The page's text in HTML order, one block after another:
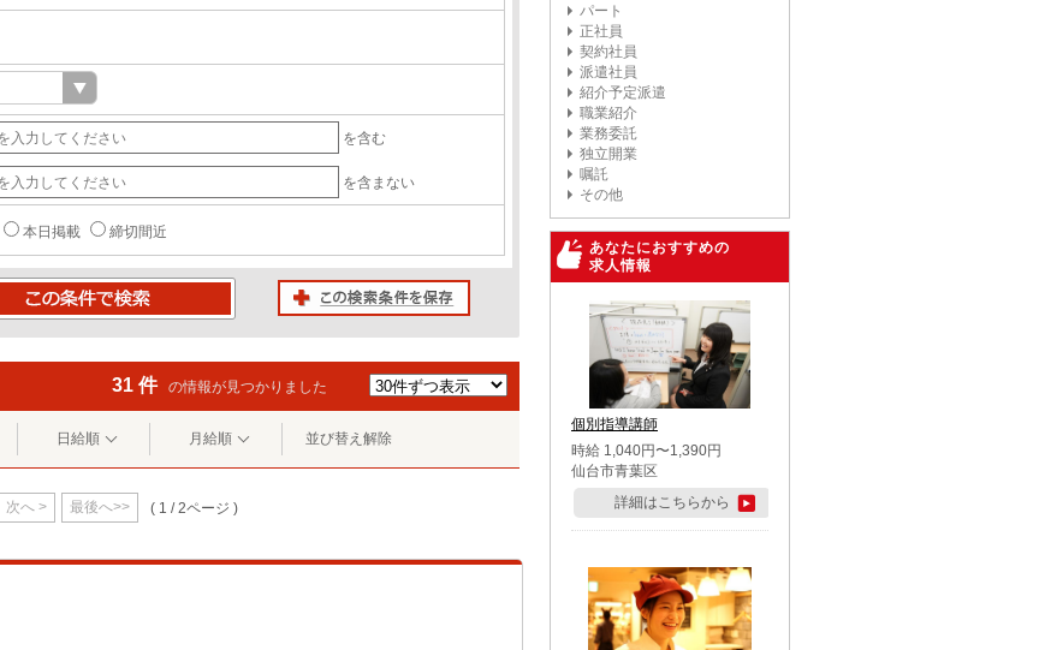
を含む
を含まない
本日掲載 締切間近
31 件 の情報が見つかりました
日給順 月給順 並び替え解除
次へ > 最後へ>> ( 1 / 2ページ )
パート
正社員
契約社員
派遣社員
紹介予定派遣
職業紹介
業務委託
独立開業
嘱託
その他
あなたにおすすめの
求人情報
個別指導講師
時給 1,040円〜1,390円
仙台市青葉区
詳細はこちらから